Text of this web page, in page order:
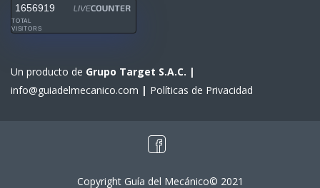
1656919
TOTAL
VISITORS
Un producto de Grupo Target S.A.C. |
info@guiadelmecanico.com | Políticas de Privacidad
Copyright Guía del Mecánico© 2021